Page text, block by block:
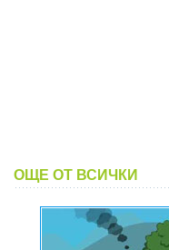
ОЩЕ ОТ ВСИЧКИ